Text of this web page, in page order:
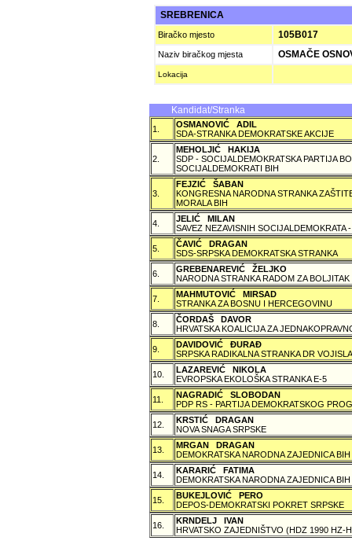
SREBRENICA
Biračko mjesto 105B017
Naziv biračkog mjesta OSMAČE
Lokacija
Kandidat/Stranka
1.
OSMANOVIĆ ADIL
SDA-STRANKA DEMOKRATSKE AKCIJE
2.
MEHOLJIĆ HAKIJA
SDP - SOCIJALDEMOKRATSKA PARTIJA
SOCIJALDEMOKRATI BIH
3.
FEJZIĆ ŠABAN
KONGRESNA NARODNA STRANKA
MORALA BIH
4.
JELIĆ MILAN
SAVEZ NEZAVISNIH SOCIJALDEMOKRATA
5.
ČAVIĆ DRAGAN
SDS-SRPSKA DEMOKRATSKA STRANKA
6.
GREBENAREVIĆ ŽELJKO
NARODNA STRANKA RADOM ZA BOLJITAK
7.
MAHMUTOVIĆ MIRSAD
STRANKA ZA BOSNU I HERCEGOVINU
8.
ČORDAŠ DAVOR
HRVATSKA KOALICIJA ZA
9.
DAVIDOVIĆ ÐURAÐ
SRPSKA RADIKALNA STRANKA DR
10.
LAZAREVIĆ NIKOLA
EVROPSKA EKOLOŠKA STRANKA E-5
11.
NAGRADIĆ SLOBODAN
PDP RS - PARTIJA DEMOKRATSKOG
12.
KRSTIĆ DRAGAN
NOVA SNAGA SRPSKE
13.
MRGAN DRAGAN
DEMOKRATSKA NARODNA ZAJEDNICA BIH
14.
KARARIĆ FATIMA
DEMOKRATSKA NARODNA ZAJEDNICA BIH
15.
BUKEJLOVIĆ PERO
DEPOS-DEMOKRATSKI POKRET SRPSKE
16.
KRNDELJ IVAN
HRVATSKO ZAJEDNIŠTVO (HDZ 1990 HZ-